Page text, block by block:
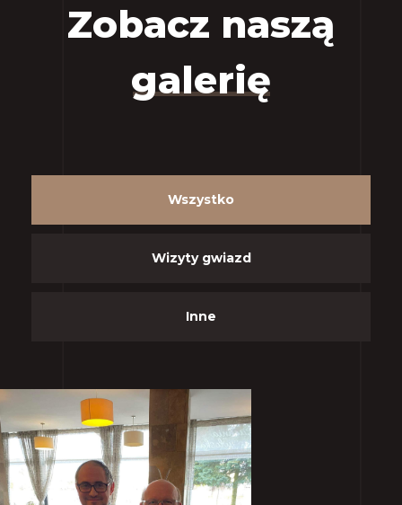
Zobacz naszą
galerię
Wszystko
Wizyty gwiazd
Inne